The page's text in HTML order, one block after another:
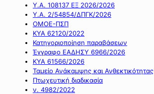
Υ.Α. 108137 ΕΞ 2026/2026
Υ.Α. 2/54854/ΔΠΓΚ/2026
ΟΜΟΕ-ΠΣΠ
ΚΥΑ 62120/2022
Κατηγοριοποίηση παραβάσεων
Έγγραφο ΕΑΔΗΣΥ 6966/2026
ΚΥΑ 61566/2026
Ταμείο Ανάκαμψης και Ανθεκτικότητας
Πτωχευτική διαδικασία
ν. 4982/2022